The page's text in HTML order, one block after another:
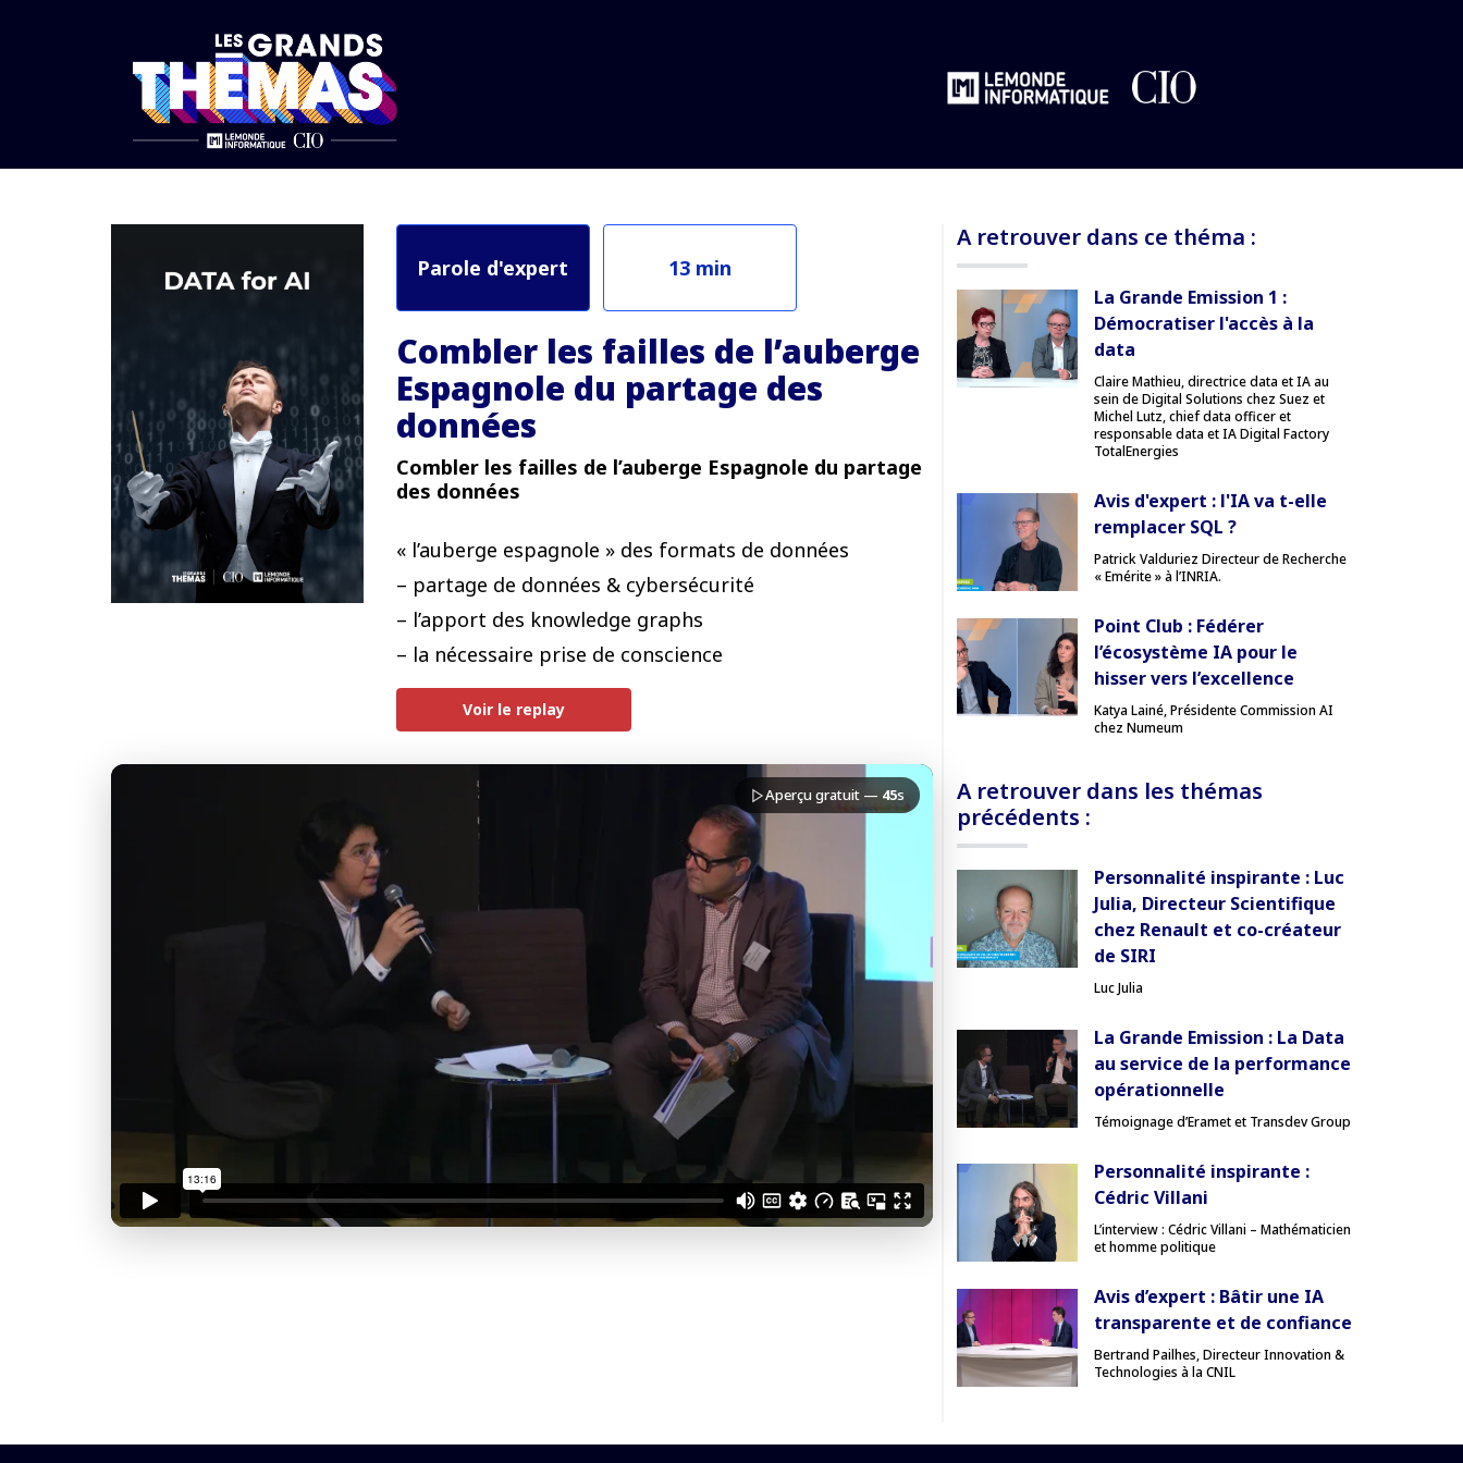
Parole d'expert 13 min
Combler les failles de l’auberge
Espagnole du partage des
données
Combler les failles de l’auberge Espagnole du partage
des données
« l’auberge espagnole » des formats de données
– partage de données & cybersécurité
– l’apport des knowledge graphs
– la nécessaire prise de conscience
Voir le replay
Aperçu gratuit — 45s
charte de confidentialité
du Monde
Débloquer la vidéo
Accès sécurisé
Pas encore abonné ? Découvrir nos offres →
A retrouver dans ce théma :
La Grande Emission 1 :
Démocratiser l'accès à la
data
Claire Mathieu, directrice data et IA au
sein de Digital Solutions chez Suez et
Michel Lutz, chief data officer et
responsable data et IA Digital Factory
TotalEnergies
Avis d'expert : l'IA va t-elle
remplacer SQL ?
Patrick Valduriez Directeur de Recherche
« Emérite » à l’INRIA.
Point Club : Fédérer
l’écosystème IA pour le
hisser vers l’excellence
Katya Lainé, Présidente Commission AI
chez Numeum
A retrouver dans les thémas
précédents :
Personnalité inspirante : Luc
Julia, Directeur Scientifique
chez Renault et co-créateur
de SIRI
Luc Julia
La Grande Emission : La Data
au service de la performance
opérationnelle
Témoignage d’Eramet et Transdev Group
Personnalité inspirante :
Cédric Villani
L’interview : Cédric Villani – Mathématicien
et homme politique
Avis d’expert : Bâtir une IA
transparente et de confiance
Bertrand Pailhes, Directeur Innovation &
Technologies à la CNIL